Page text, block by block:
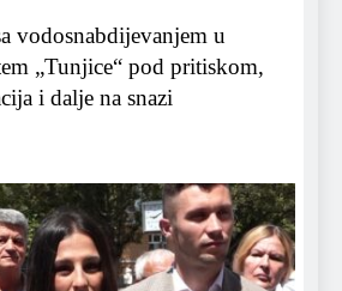
vodosnabdijevanjem u
„Tunjice“ pod pritiskom,
i dalje na snazi